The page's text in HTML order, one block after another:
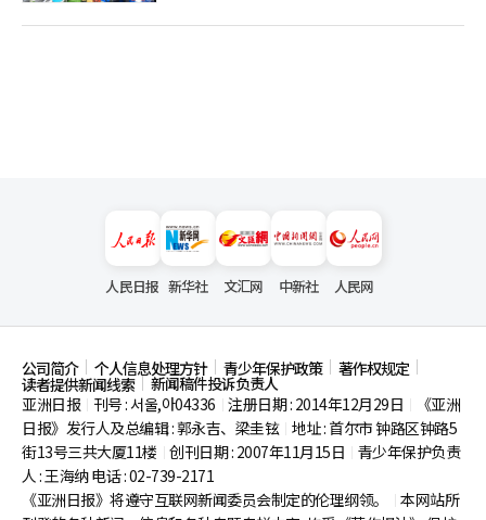
人民日报 新华社 文汇网 中新社 人民网
公司简介 个人信息处理方针 青少年保护政策 著作权规定
读者提供新闻线索
新闻稿件投诉负责人
亚洲日报
刊号 : 서울,아04336 注册日期 : 2014年12月29日
《亚洲
日报》发行人及总编辑 : 郭永吉、梁圭铉 地址 : 首尔市钟路区钟路5
街13号三共大厦11楼 创刊日期 : 2007年11月15日
青少年保护负责
人 : 王海纳 电话 : 02-739-2171
《亚洲日报》将遵守互联网新闻委员会制定的伦理纲领。
本网站所